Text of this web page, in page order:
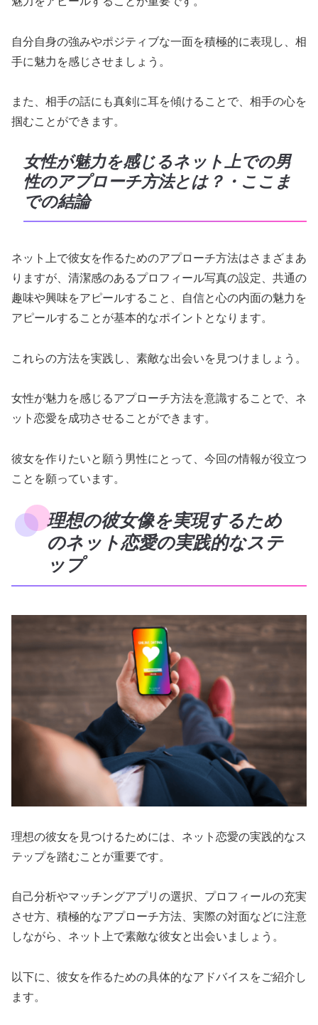
自分自身の強みやポジティブな一面を積極的に表現し、相
手に魅力を感じさせましょう。
また、相手の話にも真剣に耳を傾けることで、相手の心を
掴むことができます。
女性が魅力を感じるネット上での男
性のアプローチ方法とは？・ここま
での結論
ネット上で彼女を作るためのアプローチ方法はさまざまあ
りますが、清潔感のあるプロフィール写真の設定、共通の
趣味や興味をアピールすること、自信と心の内面の魅力を
アピールすることが基本的なポイントとなります。
これらの方法を実践し、素敵な出会いを見つけましょう。
女性が魅力を感じるアプローチ方法を意識することで、ネ
ット恋愛を成功させることができます。
彼女を作りたいと願う男性にとって、今回の情報が役立つ
ことを願っています。
理想の彼女像を実現するため
のネット恋愛の実践的なステ
ップ
理想の彼女を見つけるためには、ネット恋愛の実践的なス
テップを踏むことが重要です。
自己分析やマッチングアプリの選択、プロフィールの充実
させ方、積極的なアプローチ方法、実際の対面などに注意
しながら、ネット上で素敵な彼女と出会いましょう。
以下に、彼女を作るための具体的なアドバイスをご紹介し
ます。